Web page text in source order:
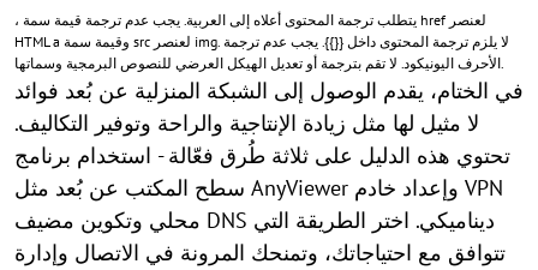
، يتطلب ترجمة المحتوى أعلاه إلى العربية. يجب عدم ترجمة قيمة سمة href لعنصر
HTML a وقيمة سمة src لعنصر img. لا يلزم ترجمة المحتوى داخل {{}}. يجب عدم ترجمة
الأحرف اليونيكود. لا تقم بترجمة أو تعديل الهيكل العرضي للنصوص البرمجية وسماتها.
في الختام، يقدم الوصول إلى الشبكة المنزلية عن بُعد فوائد
لا مثيل لها مثل زيادة الإنتاجية والراحة وتوفير التكاليف.
تحتوي هذه الدليل على ثلاثة طُرق فعّالة - استخدام برنامج
سطح المكتب عن بُعد مثل AnyViewer وإعداد خادم VPN
محلي وتكوين مضيف DNS ديناميكي. اختر الطريقة التي
تتوافق مع احتياجاتك، وتمنحك المرونة في الاتصال وإدارة